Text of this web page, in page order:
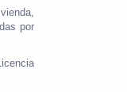
por